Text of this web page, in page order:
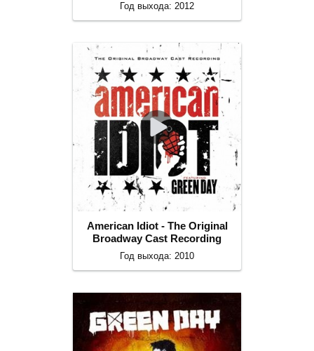
Год выхода: 2012
American Idiot - The Original
Broadway Cast Recording
Год выхода: 2010